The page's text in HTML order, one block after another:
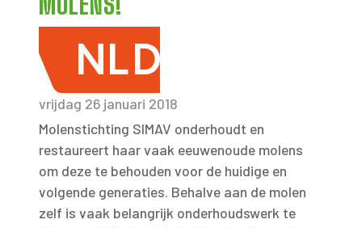
vrijdag 26 januari 2018
Molenstichting SIMAV onderhoudt en
restaureert haar vaak eeuwenoude molens
om deze te behouden voor de huidige en
volgende generaties. Behalve aan de molen
zelf is vaak belangrijk onderhoudswerk te